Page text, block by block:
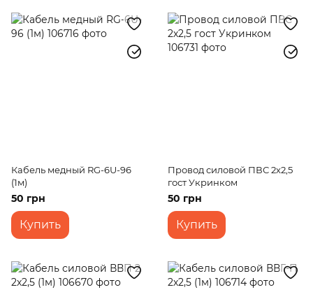
Кабель медный RG-6U-96
(1м)
50 грн
Купить
Провод силовой ПВС 2х2,5
гост Укринком
50 грн
Купить